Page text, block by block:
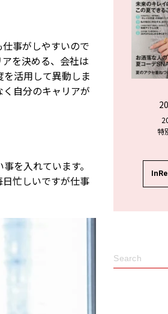
事がしやすいので
を決める、会社は
活用して異動しま
自分のキャリアが
を入れています。
忙しいですが仕事
特